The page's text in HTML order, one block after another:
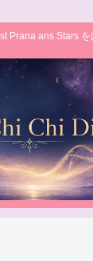
Prana ans Stars を